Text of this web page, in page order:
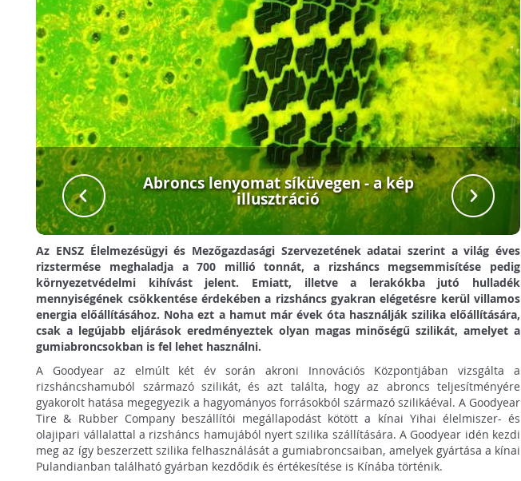
Abroncs lenyomat síküvegen - a kép
illusztráció
Az ENSZ Élelmezésügyi és Mezőgazdasági Szervezetének adatai szerint a világ éves
rizstermése meghaladja a 700 millió tonnát, a rizsháncs megsemmisítése pedig
környezetvédelmi kihívást jelent. Emiatt, illetve a lerakókba jutó hulladék
mennyiségének csökkentése érdekében a rizsháncs gyakran elégetésre kerül villamos
energia előállításához. Noha ezt a hamut már évek óta használják szilika előállítására,
csak a legújabb eljárások eredményeztek olyan magas minőségű szilikát, amelyet a
gumiabroncsokban is fel lehet használni.
A Goodyear az elmúlt két év során akroni Innovációs Központjában vizsgálta a
rizsháncshamuból származó szilikát, és azt találta, hogy az abroncs teljesítményére
gyakorolt hatása megegyezik a hagyományos forrásokból származó szilikáéval. A Goodyear
Tire & Rubber Company beszállítói megállapodást kötött a kínai Yihai élelmiszer- és
olajipari vállalattal a rizsháncs hamujából nyert szilika szállítására. A Goodyear idén kezdi
meg az így beszerzett szilika felhasználását a gumiabroncsaiban, amelyek gyártása a kínai
Pulandianban található gyárban kezdődik és értékesítése is Kínába történik.